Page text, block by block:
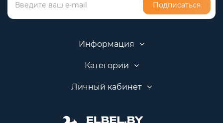
Подписаться
Информация
Категории
Личный кабинет